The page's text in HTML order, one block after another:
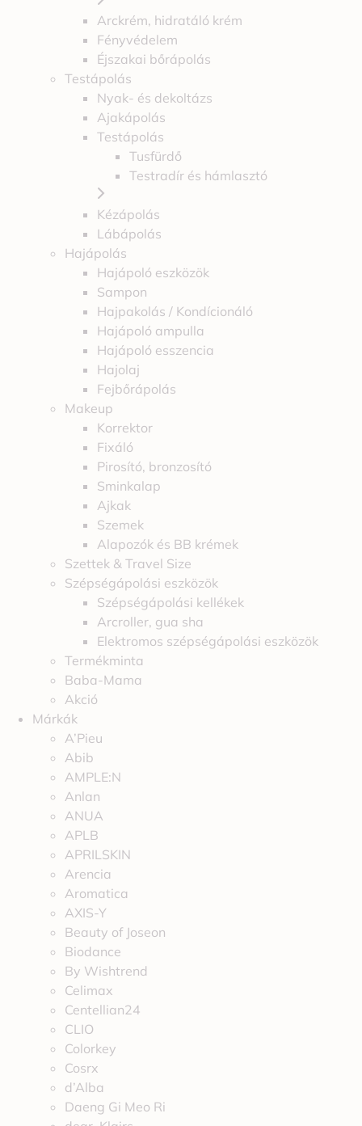
Arckrém, hidratáló krém
Fényvédelem
Éjszakai bőrápolás
Testápolás
Nyak- és dekoltázs
Ajakápolás
Testápolás
Tusfürdő
Testradír és hámlasztó
Kézápolás
Lábápolás
Hajápolás
Hajápoló eszközök
Sampon
Hajpakolás / Kondícionáló
Hajápoló ampulla
Hajápoló esszencia
Hajolaj
Fejbőrápolás
Makeup
Korrektor
Fixáló
Pirosító, bronzosító
Sminkalap
Ajkak
Szemek
Alapozók és BB krémek
Szettek & Travel Size
Szépségápolási eszközök
Szépségápolási kellékek
Arcroller, gua sha
Elektromos szépségápolási eszközök
Termékminta
Baba-Mama
Akció
Márkák
A’Pieu
Abib
AMPLE:N
Anlan
ANUA
APLB
APRILSKIN
Arencia
Aromatica
AXIS-Y
Beauty of Joseon
Biodance
By Wishtrend
Celimax
Centellian24
CLIO
Colorkey
Cosrx
d’Alba
Daeng Gi Meo Ri